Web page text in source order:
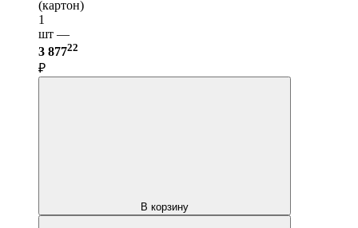
(картон)
1
шт —
3 87722
₽
В корзину